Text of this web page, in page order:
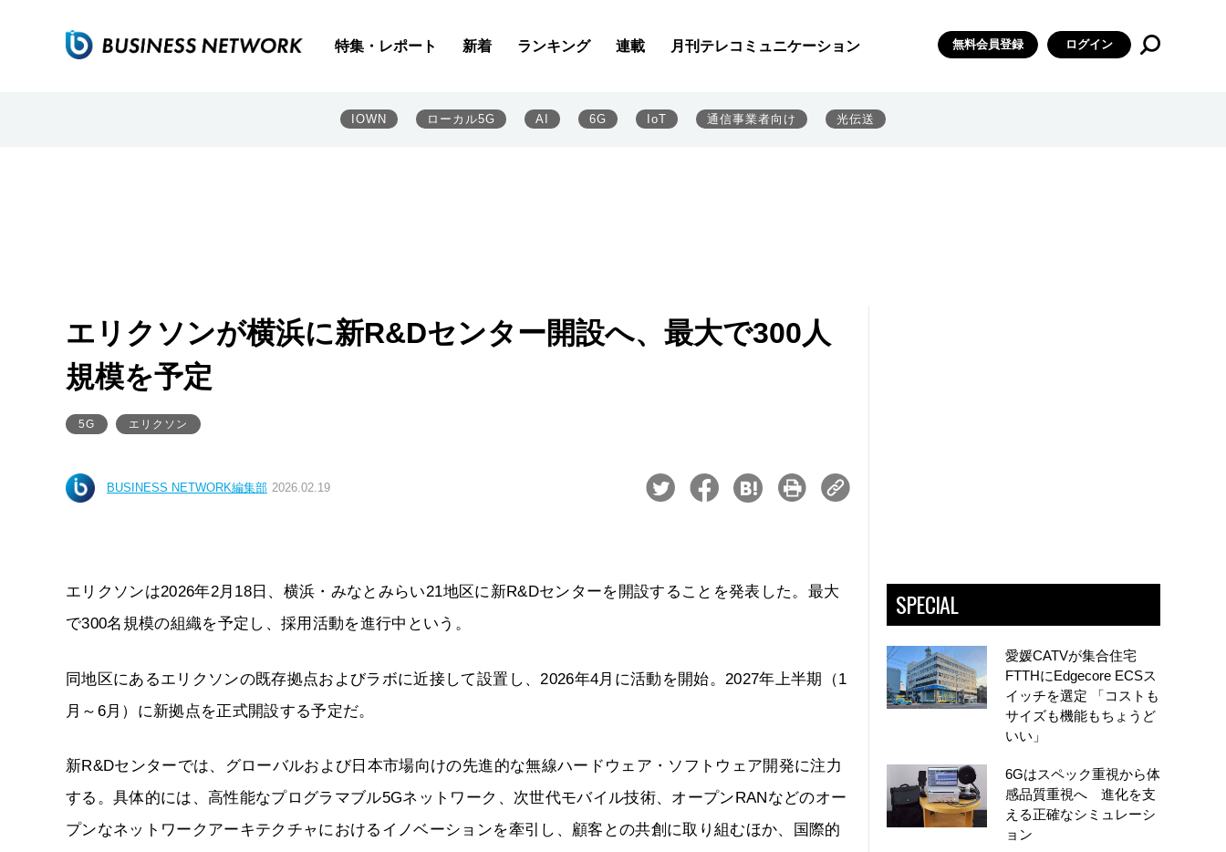
特集・レポート 新着 ランキング 連載 月刊テレコミュニケーション 無料会員登録 ログイン
IOWN ローカル5G AI 6G IoT 通信事業者向け 光伝送
エリクソンが横浜に新R&Dセンター開設へ、最大で300人
規模を予定
5G エリクソン
BUSINESS NETWORK編集部 2026.02.19
エリクソンは2026年2月18日、横浜・みなとみらい21地区に新R&Dセンターを開設することを発表した。最大
で300名規模の組織を予定し、採用活動を進行中という。
同地区にあるエリクソンの既存拠点およびラボに近接して設置し、2026年4月に活動を開始。2027年上半期（1
月～6月）に新拠点を正式開設する予定だ。
新R&Dセンターでは、グローバルおよび日本市場向けの先進的な無線ハードウェア・ソフトウェア開発に注力
する。具体的には、高性能なプログラマブル5Gネットワーク、次世代モバイル技術、オープンRANなどのオー
プンなネットワークアーキテクチャにおけるイノベーションを牽引し、顧客との共創に取り組むほか、国際的
SPECIAL
愛媛CATVが集合住宅
FTTHにEdgecore ECSス
イッチを選定 「コストも
サイズも機能もちょうど
いい」
6Gはスペック重視から体
感品質重視へ 進化を支
える正確なシミュレーシ
ョン